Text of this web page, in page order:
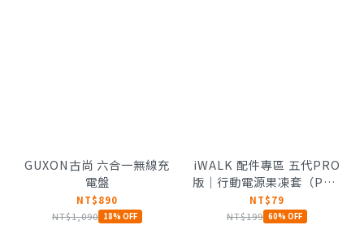
GUXON古尚 六合一無線充
電盤
NT$890
NT$1,090 18% OFF
iWALK 配件專區 五代PRO
版｜行動電源果凍套（PRO
版專用）
NT$79
NT$199 60% OFF